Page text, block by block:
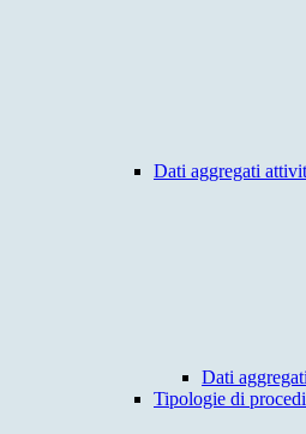
Dati aggregati
Dati
Tipologie di